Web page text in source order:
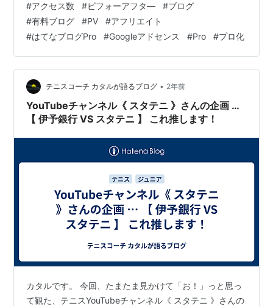
はてなプロ版の１年経費を知らん間に超えてる、プロ版
にしても良いのかな」っと魔が差したｗ （血迷ったか）
で、プロ化の検討の為に色々な記事を見てみたが、無料
版との違いなどお決まりの記事が殆ど。プロ前とプロ後
の実体験からの比較の記事があまり無いんよねー。プロ
後に実際どうなった…
#アクセス数 #ビフォーアフタ― #ブログ
#有料ブログ #PV #アフリエイト
#はてなブログPro #Googleアドセンス #Pro #プロ化
テニスコーチ カタルが語るブログ • 2年前
YouTubeチャンネル《 スタテニ 》さんの企画 …
【 伊予銀行 VS スタテニ 】 これ推します！
カタルです。 今回、たまたま見かけて「お！」っと思っ
て観た、テニスYouTubeチャンネル《 スタテニ 》さんの